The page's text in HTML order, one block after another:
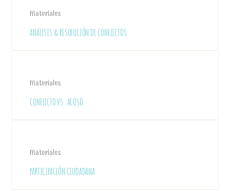
Materiales
ANÁLISIS & RESOLUCIÓN DE CONFLICTOS
Materiales
CONFLICTO VS. ACOSO
Materiales
PARTICIPACIÓN CIUDADANA